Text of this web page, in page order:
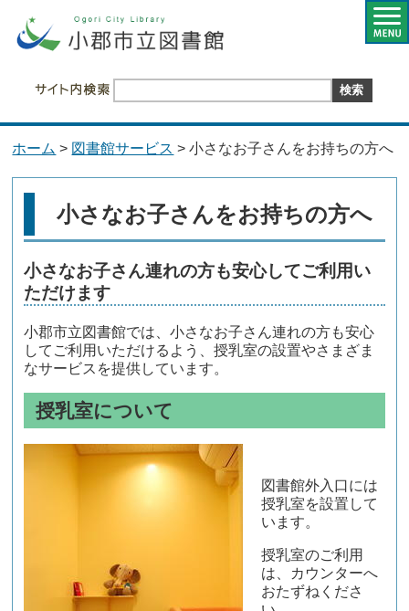
ホーム > 図書館サービス > 小さなお子さんをお持ちの方へ
小さなお子さんをお持ちの方へ
小さなお子さん連れの方も安心してご利用い
ただけます
小郡市立図書館では、小さなお子さん連れの方も安心
してご利用いただけるよう、授乳室の設置やさまざま
なサービスを提供しています。
授乳室について
図書館外入口には
授乳室を設置して
います。
授乳室のご利用
は、カウンターへ
おたずねくださ